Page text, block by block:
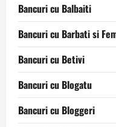
Bancuri cu Balbaiti
Bancuri cu Barbati si
Bancuri cu Betivi
Bancuri cu Blogatu
Bancuri cu Bloggeri